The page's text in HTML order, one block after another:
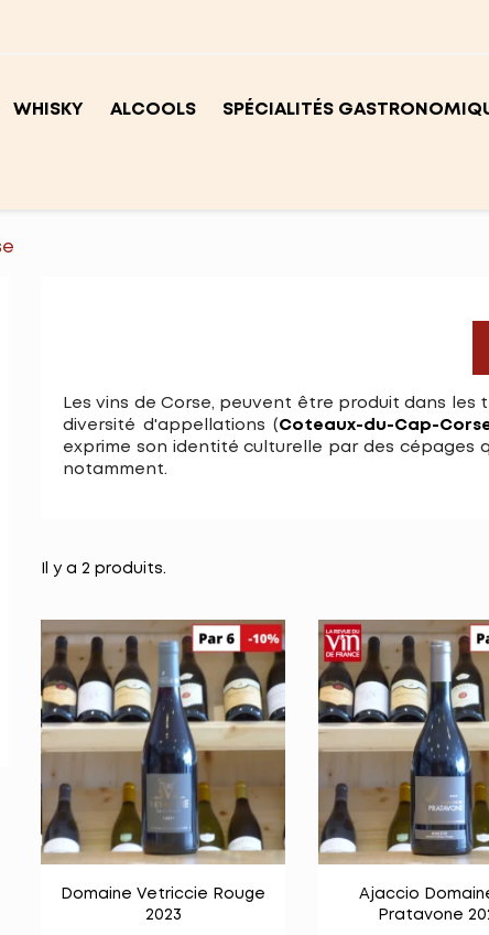
WHISKY ALCOOLS SPÉCIALITÉS
Les vins de Corse, peuvent être produit dans les
diversité d'appellations ( Coteaux-du-Cap-
exprime son identité culturelle par des cépages
notamment.
Il y a 2 produits.
Vue rapide
Domaine Vetriccie Rouge
2023
Vue
Ajaccio
Pratavone